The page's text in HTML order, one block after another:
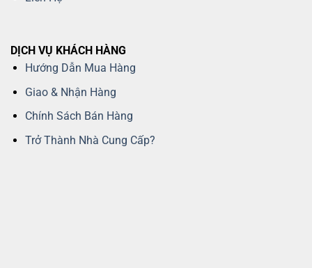
DỊCH VỤ KHÁCH HÀNG
Hướng Dẫn Mua Hàng
Giao & Nhận Hàng
Chính Sách Bán Hàng
Trở Thành Nhà Cung Cấp?